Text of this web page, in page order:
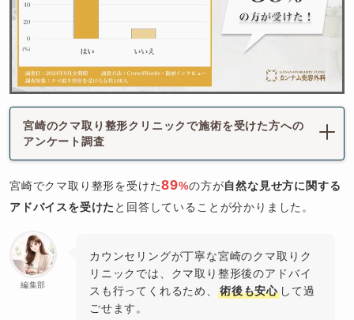
宮崎のクマ取り整形クリニックで施術を受けた方への
アンケート調査
宮崎でクマ取り整形を受けた89%の方が自然な見せ方に関する
アドバイスを受けた と回答していることが分かりました。
編集部
カウンセリングが丁寧な宮崎のクマ取りク
リニックでは、クマ取り整形後のアドバイ
スも行ってくれるため、
術後も安心して過
ごせます。